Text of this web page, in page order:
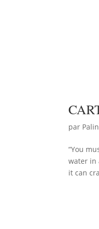
par
“You
water in
it can